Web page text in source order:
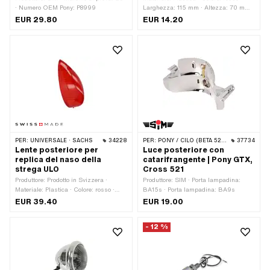
· Numero OEM Pony: P8999
EUR 29.80
Larghezza: 115 mm · Altezza: 70 mm ·
Tipo di montaggio: Viti · Numero di
EUR 14.20
PER: UNIVERSALE · SACHS 34228
Lente posteriore per
replica del naso della
strega ULO
Produttore: Prodotto in Svizzera ·
Materiale: Plastica · Colore: rosso ·
Larghezza: 29 mm · Altezza: 65 mm
EUR 39.40
PER: PONY / CILO (BETA 521 E 512) 37734
Luce posteriore con
catarifrangente | Pony GTX,
Cross 521
Produttore: SIM · Porta lampadina:
BA15s · Porta lampadina: BA9s
EUR 19.00
- 12 %